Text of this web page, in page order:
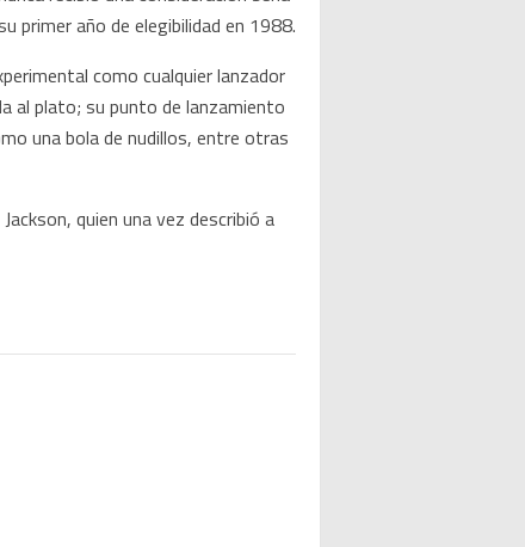
primer año de elegibilidad en 1988.
como cualquier lanzador
al plato; su punto de lanzamiento
una bola de nudillos, entre otras
quien una vez describió a